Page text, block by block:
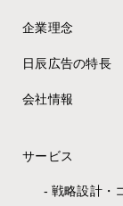
企業理念
日辰広告の特長
会社情報
サービス
戦略設計・